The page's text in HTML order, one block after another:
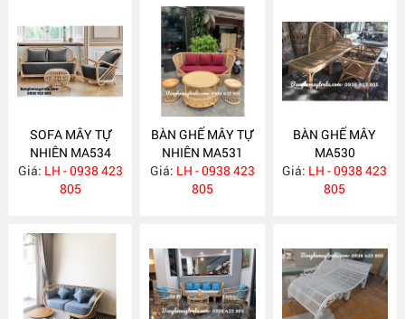
SOFA MÂY TỰ
NHIÊN MA534
Giá: LH - 0938 423
805
BÀN GHẾ MÂY TỰ
NHIÊN MA531
Giá: LH - 0938 423
805
BÀN GHẾ MÂY
MA530
Giá: LH - 0938 423
805